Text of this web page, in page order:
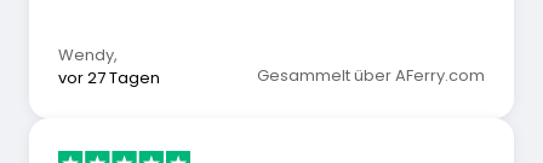
Wendy,
vor 27 Tagen
Gesammelt über AFerry.com